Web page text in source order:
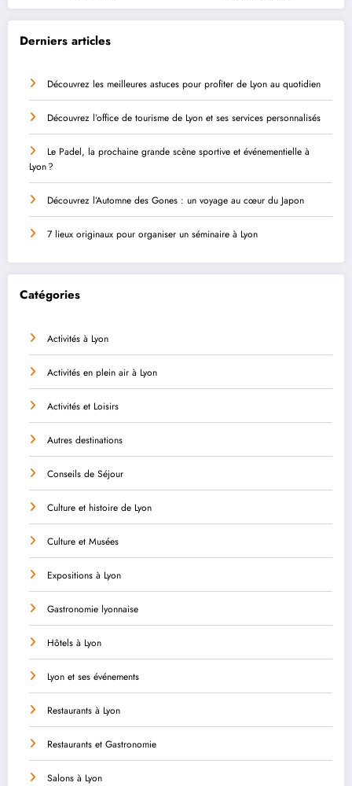
Derniers articles
Découvrez les meilleures astuces pour profiter de Lyon au quotidien
Découvrez l’office de tourisme de Lyon et ses services personnalisés
Le Padel, la prochaine grande scène sportive et événementielle à
Lyon ?
Découvrez l’Automne des Gones : un voyage au cœur du Japon
7 lieux originaux pour organiser un séminaire à Lyon
Catégories
Activités à Lyon
Activités en plein air à Lyon
Activités et Loisirs
Autres destinations
Conseils de Séjour
Culture et histoire de Lyon
Culture et Musées
Expositions à Lyon
Gastronomie lyonnaise
Hôtels à Lyon
Lyon et ses événements
Restaurants à Lyon
Restaurants et Gastronomie
Salons à Lyon